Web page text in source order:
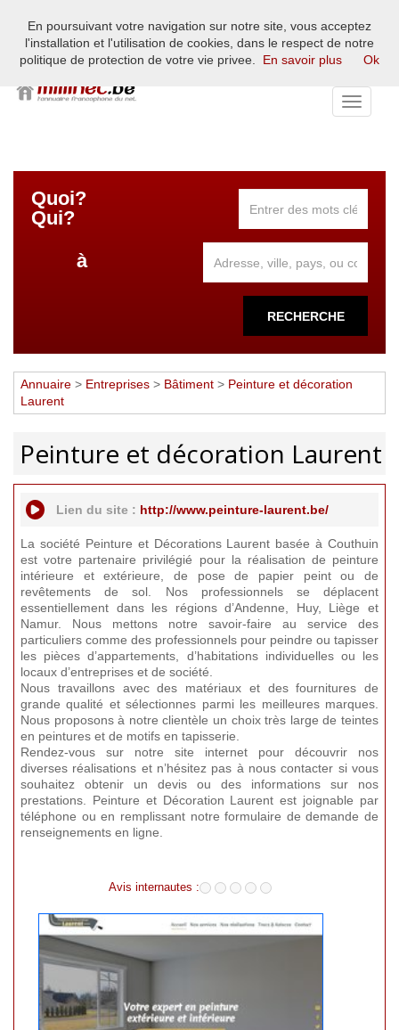
L'annuaire francophone du net européen - France, Belgique,
Suisse, Luxembourg
Toggle
Quoi?
Qui?
à
RECHERCHE
Annuaire > Entreprises > Bâtiment > Peinture et décoration
Laurent
Peinture et décoration Laurent
Lien du site : http://www.peinture-laurent.be/
La société Peinture et Décorations Laurent basée à Couthuin
est votre partenaire privilégié pour la réalisation de peinture
intérieure et extérieure, de pose de papier peint ou de
revêtements de sol. Nos professionnels se déplacent
essentiellement dans les régions d’Andenne, Huy, Liège et
Namur. Nous mettons notre savoir-faire au service des
particuliers comme des professionnels pour peindre ou tapisser
les pièces d’appartements, d’habitations individuelles ou les
locaux d’entreprises et de société.
Nous travaillons avec des matériaux et des fournitures de
grande qualité et sélectionnes parmi les meilleures marques.
Nous proposons à notre clientèle un choix très large de teintes
en peintures et de motifs en tapisserie.
Rendez-vous sur notre site internet pour découvrir nos
diverses réalisations et n’hésitez pas à nous contacter si vous
souhaitez obtenir un devis ou des informations sur nos
prestations. Peinture et Décoration Laurent est joignable par
téléphone ou en remplissant notre formulaire de demande de
renseignements en ligne.
Avis internautes :
En poursuivant votre navigation sur notre site, vous acceptez
l'installation et l'utilisation de cookies, dans le respect de notre
politique de protection de votre vie privee.
En savoir plus Ok